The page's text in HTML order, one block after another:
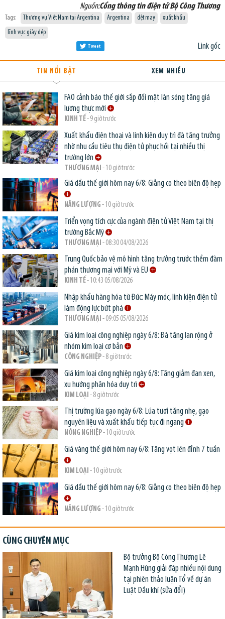
Nguồn:Cổng thông tin điện tử Bộ Công Thương
Tags: Thương vụ Việt Nam tại Argentina Argentina dệt may
xuất khẩu
lĩnh vực giày dép
Link gốc
Tweet
TIN NỔI BẬT XEM NHIỀU
FAO cảnh báo thế giới sắp đối mặt làn sóng tăng giá
lương thực mới
KINH TẾ- 9 giờ trước
Xuất khẩu điện thoại và linh kiện duy trì đà tăng trưởng
nhờ nhu cầu tiêu thụ điện tử phục hồi tại nhiều thị
trường lớn
THƯƠNG MẠI - 10 giờ trước
Giá dầu thế giới hôm nay 6/8: Giằng co theo biên độ hẹp
NĂNG LƯỢNG - 10 giờ trước
Triển vọng tích cực của ngành điện tử Việt Nam tại thị
trường Bắc Mỹ
THƯƠNG MẠI - 08:30 04/08/2026
Trung Quốc bảo vệ mô hình tăng trưởng trước thềm đàm
phán thương mại với Mỹ và EU
KINH TẾ- 10:43 05/08/2026
Nhập khẩu hàng hóa từ Đức: Máy móc, linh kiện điện tử
làm động lực bứt phá
THƯƠNG MẠI - 09:05 05/08/2026
Giá kim loại công nghiệp ngày 6/8: Đà tăng lan rộng ở
nhóm kim loại cơ bản
CÔNG NGHIỆP- 8 giờ trước
Giá kim loại công nghiệp ngày 6/8: Tăng giảm đan xen,
xu hướng phân hóa duy trì
KIM LOẠI - 8 giờ trước
Thị trường lúa gạo ngày 6/8: Lúa tươi tăng nhẹ, gạo
nguyên liệu và xuất khẩu tiếp tục đi ngang
NÔNG NGHIỆP- 10 giờ trước
Giá vàng thế giới hôm nay 6/8: Tăng vọt lên đỉnh 7 tuần
KIM LOẠI - 10 giờ trước
Giá dầu thế giới hôm nay 6/8: Giằng co theo biên độ hẹp
NĂNG LƯỢNG - 10 giờ trước
CÙNG CHUYÊN MỤC
Bộ trưởng Bộ Công Thương Lê
Mạnh Hùng giải đáp nhiều nội dung
tại phiên thảo luận Tổ về dự án
Luật Dầu khí (sửa đổi)